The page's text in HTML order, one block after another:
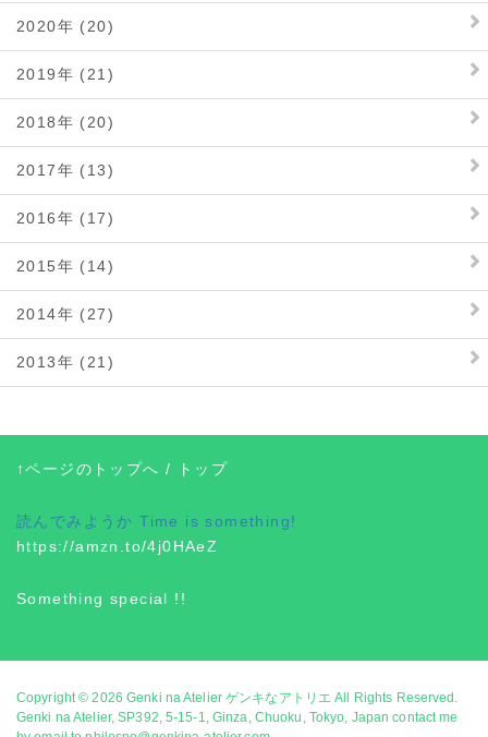
2020年 (20)
2019年 (21)
2018年 (20)
2017年 (13)
2016年 (17)
2015年 (14)
2014年 (27)
2013年 (21)
↑ページのトップへ / トップ
読んでみようか Time is something!
https://amzn.to/4j0HAeZ
Something special !!
Copyright © 2026Genki na Atelier ゲンキなアトリエ All Rights Reserved.
Genki na Atelier, SP392, 5-15-1, Ginza, Chuoku, Tokyo, Japan contact me